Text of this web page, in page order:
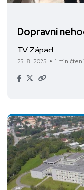
Dopravní
TV Západ
26. 8. 2025 1 min čtení